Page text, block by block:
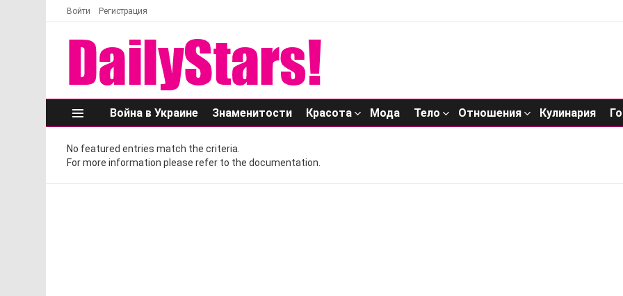
Войти Регистрация
Меню
Война в Украине Знаменитости Красота Мода Тело Отношения Кулинария
No featured entries match the criteria.
For more information please refer to the documentation.